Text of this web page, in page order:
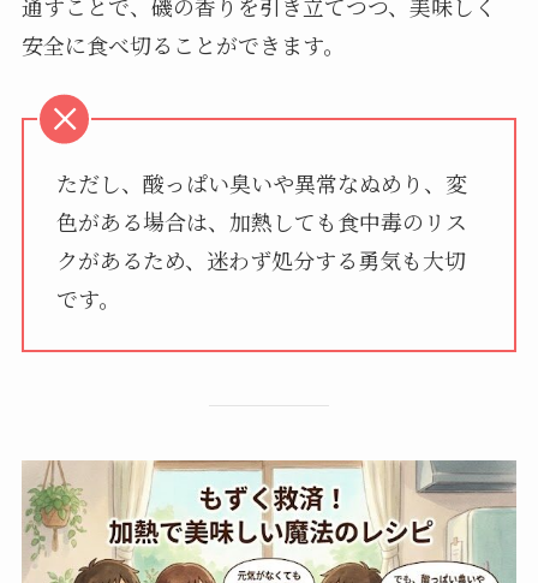
安全に食べ切ることができます。
ただし、酸っぱい臭いや異常なぬめり、変
色がある場合は、加熱しても食中毒のリス
クがあるため、迷わず処分する勇気も大切
です。